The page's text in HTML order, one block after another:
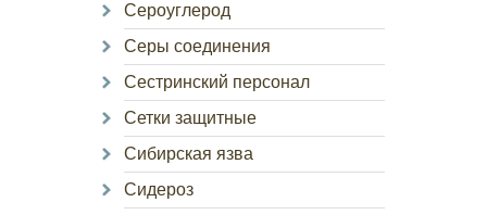
Сероуглерод
Серы соединения
Сестринский персонал
Сетки защитные
Сибирская язва
Сидероз